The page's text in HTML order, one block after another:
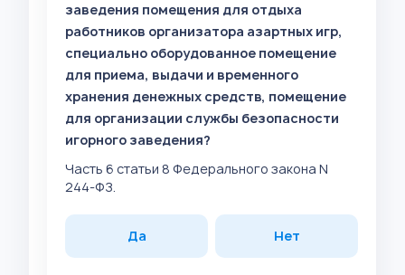
заведения помещения для отдыха
работников организатора азартных игр,
специально оборудованное помещение
для приема, выдачи и временного
хранения денежных средств, помещение
для организации службы безопасности
игорного заведения?
Часть 6 статьи 8 Федерального закона N
244-ФЗ.
Да Нет